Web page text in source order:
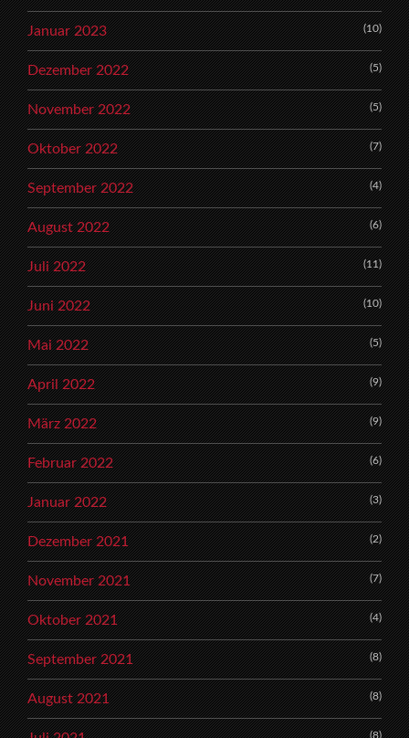
Januar 2023 (10)
Dezember 2022 (5)
November 2022 (5)
Oktober 2022 (7)
September 2022 (4)
August 2022 (6)
Juli 2022 (11)
Juni 2022 (10)
Mai 2022 (5)
April 2022 (9)
März 2022 (9)
Februar 2022 (6)
Januar 2022 (3)
Dezember 2021 (2)
November 2021 (7)
Oktober 2021 (4)
September 2021 (8)
August 2021 (8)
(8)